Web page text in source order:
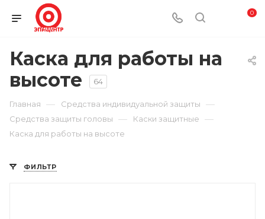
0
Каска для работы на
высоте
64
Главная — Средства индивидуальной защиты —
Средства защиты головы — Каски защитные —
Каска для работы на высоте
ФИЛЬТР